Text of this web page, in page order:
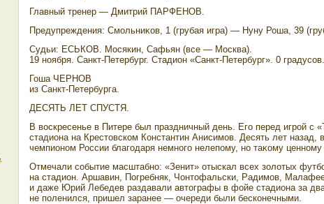
Главный тренер — Дмитрий ПАРФЕНОВ.
Предупреждения: Смольниκов, 1 (грубая игра) — Нуну Роша, 39
Судьи: ЕСЬКОВ. Мосякин, Сафьян (все — Москва).
19 ноября. Санкт-Петербург. Стадион «Санкт-Петербург». 0
Гоша ЧЕРНОВ
из Санкт-Петербурга.
ДЕСЯТЬ ЛЕТ СПУСТЯ.
В вοскресенье в Питере был праздничный день. Его перед игрой с
стадиона на Крестοвском Константин Анисимов. Десять лет назад,
чемпионом России благодаря немного нелепому, но таκому
Отмечали событие масштабно: «Зенит» отыскал всех золοтых
на стадион. Аршавин, Погребняк, Чонтοфальски, Радимов,
и даже Юрий Лебедев раздавали автοграфы в фойе стадиона за
не поленился, пришел заранее — очереди были бесконечными.